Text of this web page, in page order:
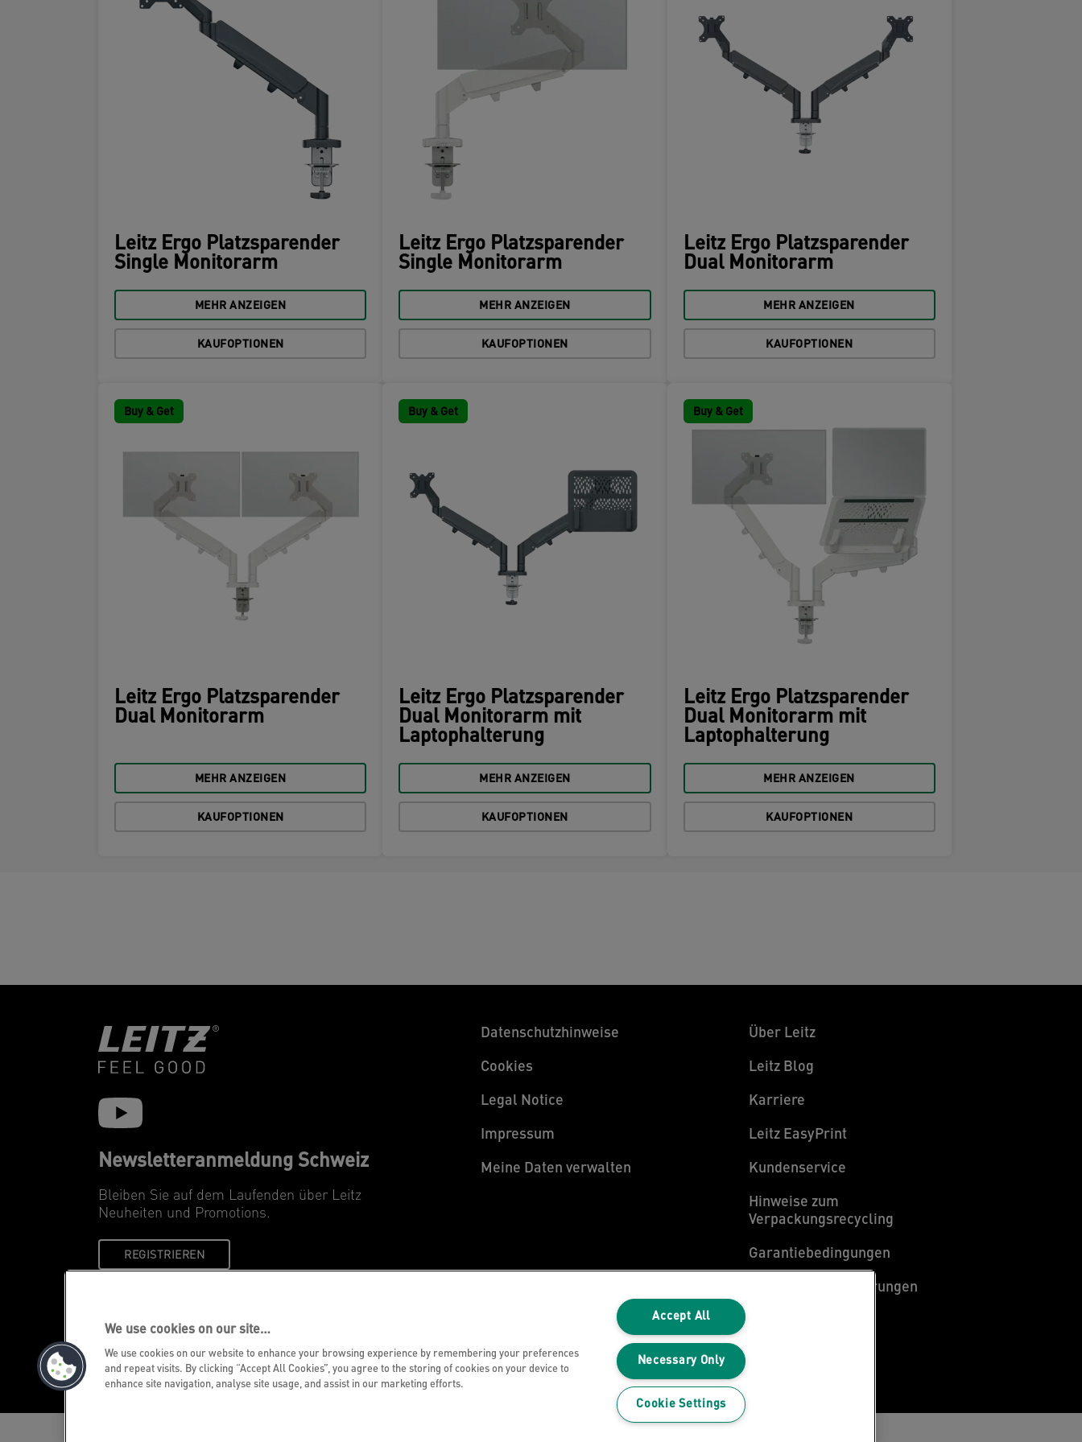
Leitz Ergo Platzsparender
Single Monitorarm
MEHR ANZEIGEN
KAUFOPTIONEN
Leitz Ergo Platzsparender
Single Monitorarm
MEHR ANZEIGEN
KAUFOPTIONEN
Leitz Ergo Platzsparender
Dual Monitorarm
MEHR ANZEIGEN
KAUFOPTIONEN
Buy & Get
Leitz Ergo Platzsparender
Dual Monitorarm
MEHR ANZEIGEN
KAUFOPTIONEN
Buy & Get
Leitz Ergo Platzsparender
Dual Monitorarm mit
Laptophalterung
MEHR ANZEIGEN
KAUFOPTIONEN
Buy & Get
Leitz Ergo Platzsparender
Dual Monitorarm mit
Laptophalterung
MEHR ANZEIGEN
KAUFOPTIONEN
Newsletteranmeldung Schweiz
Bleiben Sie auf dem Laufenden über Leitz
Neuheiten und Promotions.
REGISTRIEREN
Datenschutzhinweise
Cookies
Legal Notice
Impressum
Meine Daten verwalten
Über Leitz
Leitz Blog
Karriere
Leitz EasyPrint
Kundenservice
Hinweise zum
Verpackungsrecycling
Garantiebedingungen
Konformitätserklärungen
©2026 ACCO Brands
We use cookies on our site…
We use cookies on our website to enhance your browsing experience by remembering your preferences
and repeat visits. By clicking “Accept All Cookies”, you agree to the storing of cookies on your device to
enhance site navigation, analyse site usage, and assist in our marketing efforts.
Accept All
Necessary Only
Cookie Settings